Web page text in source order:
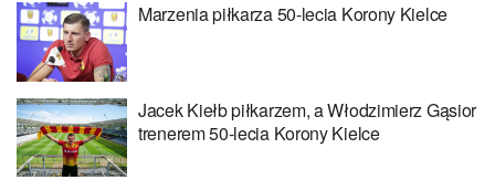
Marzenia piłkarza 50-lecia Korony Kielce
Jacek Kiełb piłkarzem, a Włodzimierz Gąsior
trenerem 50-lecia Korony Kielce